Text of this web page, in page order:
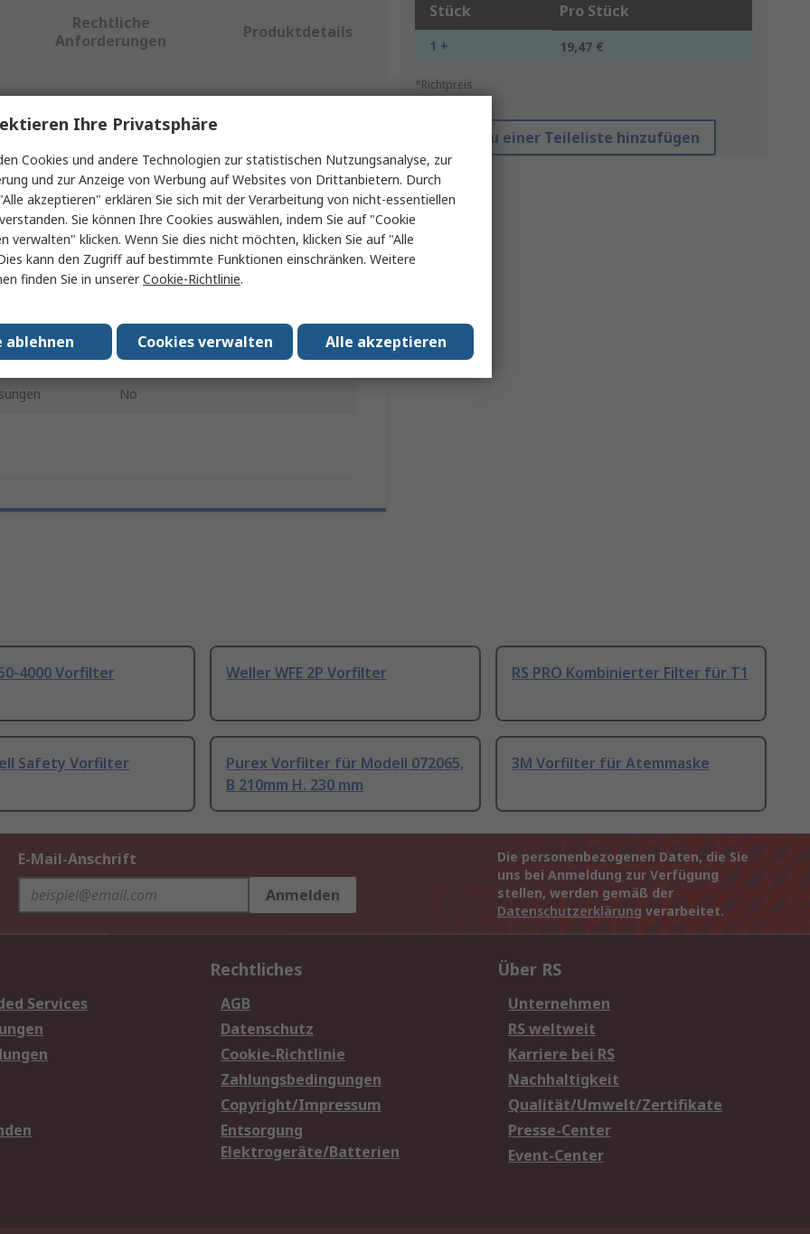
Stück Pro Stück
1 + 19,47 €
*Richtpreis
Zu einer Teileliste hinzufügen
Rechtliche
Anforderungen
Produktdetails
oder mehrere Eigenschaften auswählen.
Wert
RS PRO
Lötrauch-Absaugerzubehör
mit T1
Nein
Vorfilter
No
4000 Vorfilter Weller WFE 2P Vorfilter RS PRO Kombinierter Filter für T1
Safety Vorfilter
Purex Vorfilter für Modell 072065,
B 210mm H. 230 mm
3M Vorfilter für Atemmaske
E-Mail-Anschrift
Anmelden
Die personenbezogenen Daten, die Sie
uns bei Anmeldung zur Verfügung
stellen, werden gemäß der
Datenschutzerklärung verarbeitet.
Services
Rechtliches
AGB
Datenschutz
Cookie-Richtlinie
Zahlungsbedingungen
Copyright/Impressum
Entsorgung
Elektrogeräte/Batterien
Über RS
Unternehmen
RS weltweit
Karriere bei RS
Nachhaltigkeit
Qualität/Umwelt/Zertifikate
Presse-Center
Event-Center
Ihre Privatsphäre
Cookies und andere Technologien zur statistischen Nutzungsanalyse, zur
und zur Anzeige von Werbung auf Websites von Drittanbietern. Durch
akzeptieren" erklären Sie sich mit der Verarbeitung von nicht-essentiellen
Sie können Ihre Cookies auswählen, indem Sie auf "Cookie
verwalten" klicken. Wenn Sie dies nicht möchten, klicken Sie auf "Alle
kann den Zugriff auf bestimmte Funktionen einschränken. Weitere
finden Sie in unsererCookie-Richtlinie.
Alle akzeptieren
Cookies verwalten
ablehnen